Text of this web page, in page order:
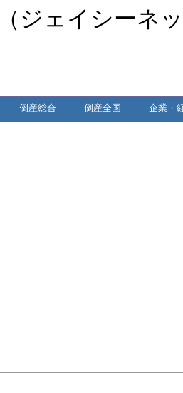
倒産総合 倒産全国 企業・